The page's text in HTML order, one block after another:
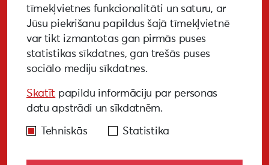
GALERIJA MEDIJIEM LKA PĒTĪJUMS
BUJ NOTIKUŠIE PASĀKUMI
PIEKĻŪSTAMĪBAS VADLĪNIJAS
tīmekļvietnes funkcionalitāti un saturu, ar
Jūsu piekrišanu papildus šajā tīmekļvietnē
var tikt izmantotas gan pirmās puses
statistikas sīkdatnes, gan trešās puses
sociālo mediju sīkdatnes.
Skatīt papildu informāciju par personas
datu apstrādi un sīkdatnēm.
Tehniskās Statistika